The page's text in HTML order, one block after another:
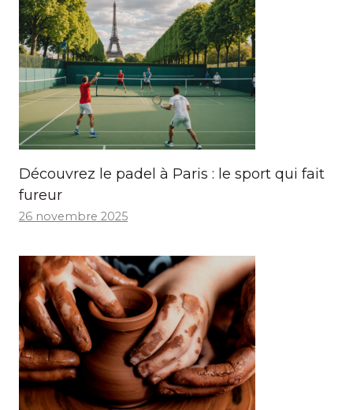
Découvrez le padel à Paris : le sport qui fait
fureur
26 novembre 2025